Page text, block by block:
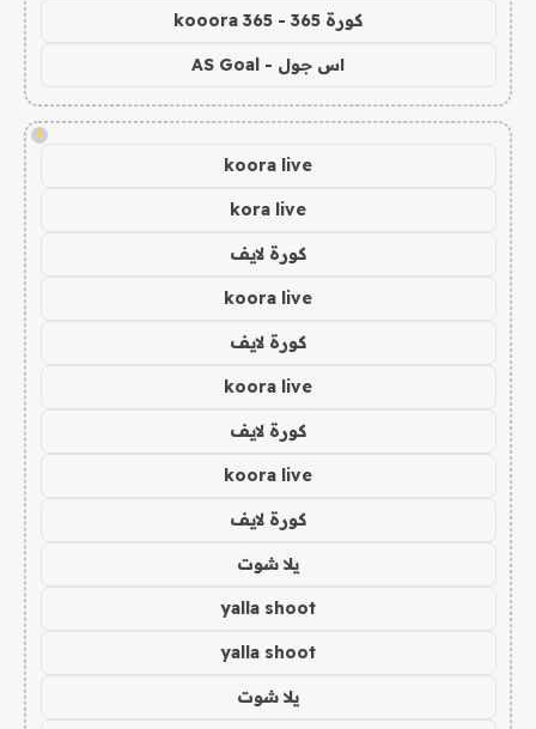
كورة 365 - kooora 365
اس جول - AS Goal
!
koora live
kora live
كورة لايف
koora live
كورة لايف
koora live
كورة لايف
koora live
كورة لايف
يلا شوت
yalla shoot
yalla shoot
يلا شوت